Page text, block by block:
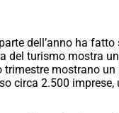
dell’anno ha
turismo mostra
mostrano
circa 2.500